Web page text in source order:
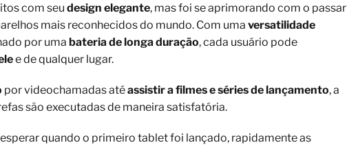
com seu design elegante, mas foi se aprimorando com o passar
mais reconhecidos do mundo. Com uma versatilidade
por uma bateria de longa duração, cada usuário pode
e de qualquer lugar.
por videochamadas atéassistir a filmes e séries de lançamento, a
são executadas de maneira satisfatória.
quando o primeiro tablet foi lançado, rapidamente as